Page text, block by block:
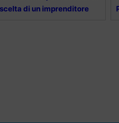
di un imprenditore